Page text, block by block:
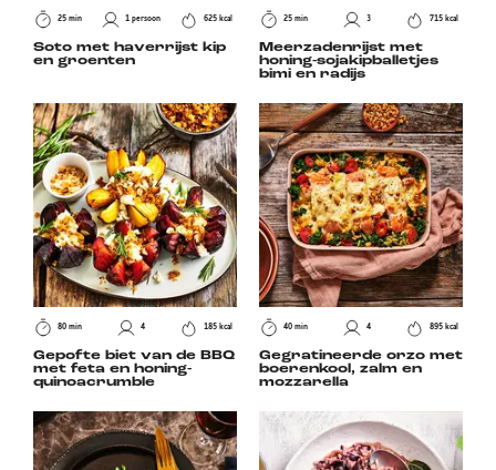
25 min 1 persoon 625 kcal
Soto met haverrijst kip
en groenten
25 min 3 715 kcal
Meerzadenrijst met
honing-sojakipballetjes
bimi en radijs
80 min 4 185 kcal
Gepofte biet van de BBQ
met feta en honing-
quinoacrumble
40 min 4 895 kcal
Gegratineerde orzo met
boerenkool, zalm en
mozzarella